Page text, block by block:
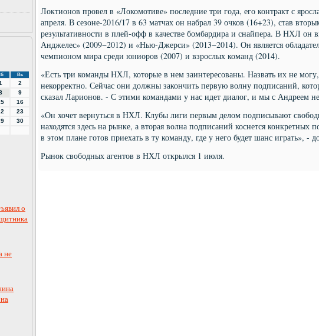
Вс
2
9
16
23
30
о
не
Локтионов провел в «Локомотиве» последние три года, его контракт с
апреля. В сезоне-2016/17 в 63 матчах он набрал 39 очков (16+23), став
результативности в плей-офф в качестве бомбардира и снайпера. В НХЛ он
Анджелес» (2009−2012) и «Нью-Джерси» (2013−2014). Он является
чемпионом мира среди юниоров (2007) и взрослых команд (2014).
«Есть три команды НХЛ, которые в нем заинтересованы. Назвать их не могу,
некорректно. Сейчас они должны закончить первую волну подписаний,
сказал Ларионов. - С этими командами у нас идет диалог, и мы с Андреем
«Он хочет вернуться в НХЛ. Клубы лиги первым делом подписывают
находятся здесь на рынке, а вторая волна подписаний коснется конкретных
в этом плане готов приехать в ту команду, где у него будет шанс играть», -
Рынок свободных агентов в НХЛ открылся 1 июля.